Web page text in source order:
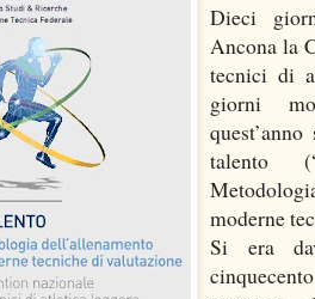
Dieci
Ancona la
tecnici di
giorni
talento
moderne
Si era